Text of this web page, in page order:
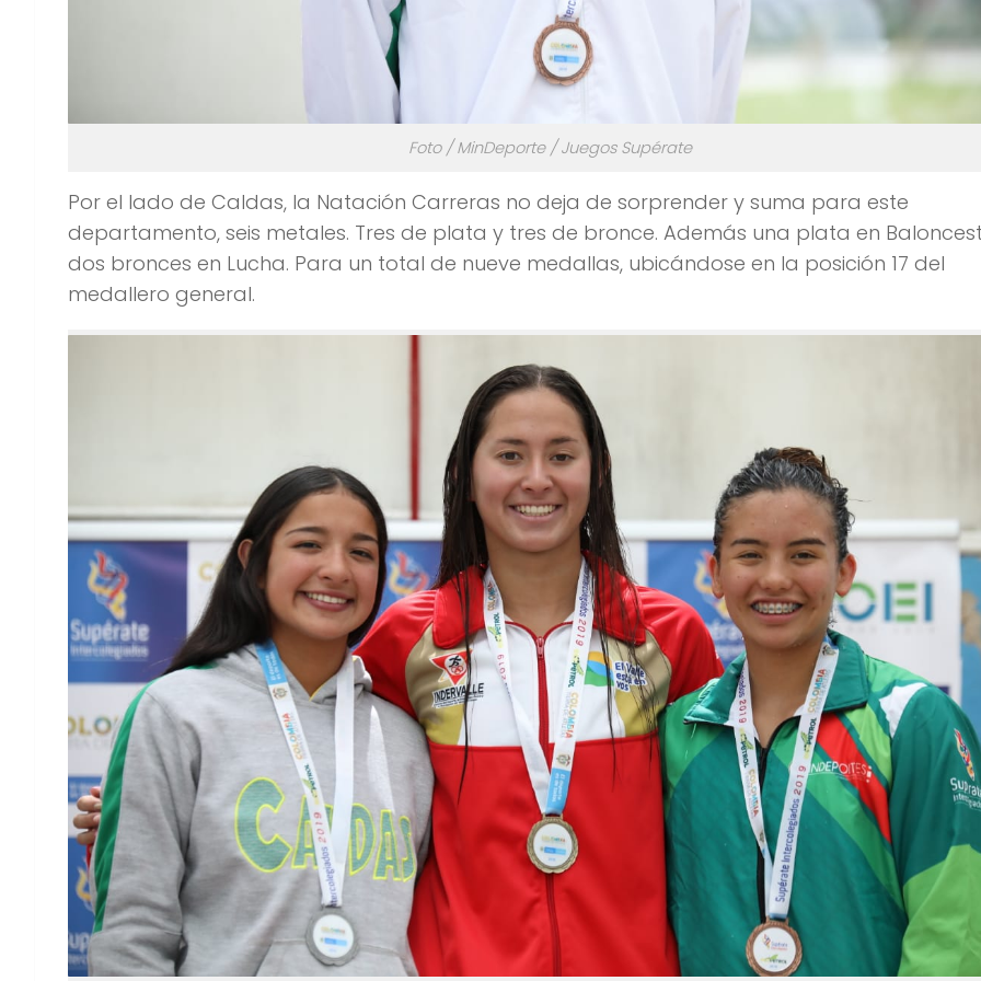
Foto / MinDeporte / Juegos Supérate
Por el lado de Caldas, la Natación Carreras no deja de sorprender y suma para este
departamento, seis metales. Tres de plata y tres de bronce. Además una plata en
dos bronces en Lucha. Para un total de nueve medallas, ubicándose en la posición 17 del
medallero general.